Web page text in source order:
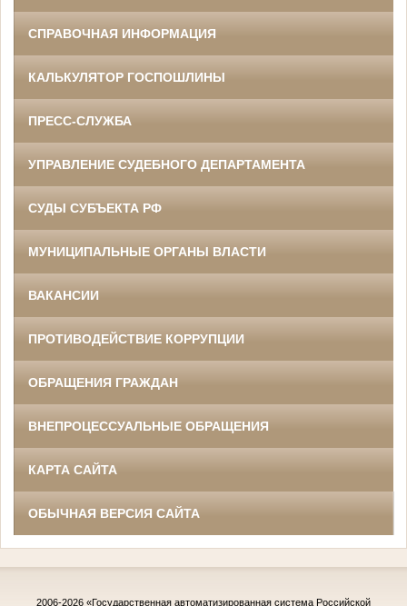
СПРАВОЧНАЯ ИНФОРМАЦИЯ
КАЛЬКУЛЯТОР ГОСПОШЛИНЫ
ПРЕСС-СЛУЖБА
УПРАВЛЕНИЕ СУДЕБНОГО ДЕПАРТАМЕНТА
СУДЫ СУБЪЕКТА РФ
МУНИЦИПАЛЬНЫЕ ОРГАНЫ ВЛАСТИ
ВАКАНСИИ
ПРОТИВОДЕЙСТВИЕ КОРРУПЦИИ
ОБРАЩЕНИЯ ГРАЖДАН
ВНЕПРОЦЕССУАЛЬНЫЕ ОБРАЩЕНИЯ
КАРТА САЙТА
ОБЫЧНАЯ ВЕРСИЯ САЙТА
2006-2026 «Государственная автоматизированная система Российской